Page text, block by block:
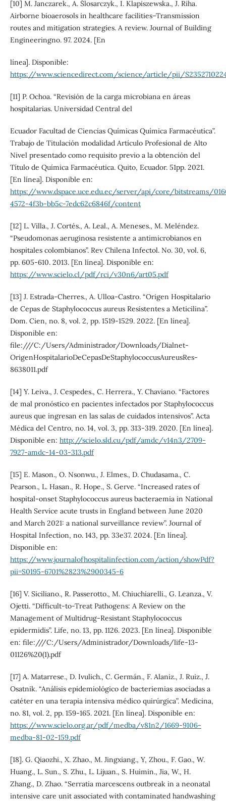
[10] M. Janczarek., A. Ślosarczyk., I. Klapiszewska., J. Riha.
Airborne bioaerosols in healthcare facilities–Transmission
routes and mitigation strategies. A review. Journal of Building
Engineeringno. 97. 2024. [En
línea]. Disponible:
https://www.sciencedirect.com/science/article/pii/
[11] P. Ochoa. “Revisión de la carga microbiana en áreas
hospitalarias. Universidad Central del
Ecuador Facultad de Ciencias Químicas Química Farmacéutica”.
Trabajo de Titulación modalidad Artículo Profesional de Alto
Nivel presentado como requisito previo a la obtención del
Título de Química Farmacéutica. Quito, Ecuador. 51pp. 2021.
[En línea]. Disponible en:
https://www.dspace.uce.edu.ec/server/api/core/bitstreams/
4572-4f3b-bb5c-7edc62c6846f/content
[12] L. Villa., J. Cortés., A. Leal., A. Meneses., M. Meléndez.
“Pseudomonas aeruginosa resistente a antimicrobianos en
hospitales colombianos”. Rev Chilena Infectol. No. 30, vol. 6,
pp. 605-610. 2013. [En línea]. Disponible en:
https://www.scielo.cl/pdf/rci/v30n6/art05.pdf
[13] J. Estrada-Cherres., A. Ulloa-Castro. “Origen Hospitalario
de Cepas de Staphylococcus aureus Resistentes a Meticilina”.
Dom. Cien, no. 8, vol. 2, pp. 1519-1529. 2022. [En línea].
Disponible en:
file:///C:/Users/Administrador/Downloads/Dialnet-
OrigenHospitalarioDeCepasDeStaphylococcusAureusRes-
8638011.pdf
[14] Y. Leiva., J. Cespedes., C. Herrera., Y. Chaviano. “Factores
de mal pronóstico en pacientes infectados por Staphylococcus
aureus que ingresan en las salas de cuidados intensivos”. Acta
Médica del Centro, no. 14, vol. 3, pp. 313-319. 2020. [En línea].
Disponible en: http://scielo.sld.cu/pdf/amdc/v14n3/2709-
7927-amdc-14-03-313.pdf
[15] E. Mason., O. Nsonwu., J. Elmes., D. Chudasama., C.
Pearson., L. Hasan., R. Hope., S. Gerve. “Increased rates of
hospital-onset Staphylococcus aureus bacteraemia in National
Health Service acute trusts in England between June 2020
and March 2021: a national surveillance review”. Journal of
Hospital Infection, no. 143, pp. 33e37. 2024. [En línea].
Disponible en:
https://www.journalofhospitalinfection.com/action/showPdf?
pii=S0195-6701%2823%2900345-6
[16] V. Siciliano., R. Passerotto., M. Chiuchiarelli., G. Leanza., V.
Ojetti. “Difficult-to-Treat Pathogens: A Review on the
Management of Multidrug-Resistant Staphylococcus
epidermidis”. Life, no. 13, pp. 1126. 2023. [En línea]. Disponible
en: file:///C:/Users/Administrador/Downloads/life-13-
01126%20(1).pdf
[17] A. Matarrese., D. Ivulich., C. Germán., F. Alaniz., J. Ruiz., J.
Osatnik. “Análisis epidemiológico de bacteriemias asociadas a
catéter en una terapia intensiva médico quirúrgica”. Medicina,
no. 81, vol. 2, pp. 159-165. 2021. [En línea]. Disponible en:
https://www.scielo.org.ar/pdf/medba/v81n2/1669-9106-
medba-81-02-159.pdf
[18]. G. Qiaozhi., X. Zhao., M. Jingxiang., Y, Zhou., F. Gao., W.
Huang., L. Sun., S. Zhu., L. Lijuan., S. Huimin., Jia, W., H.
Zhang., D. Zhao. “Serratia marcescens outbreak in a neonatal
intensive care unit associated with contaminated handwashing